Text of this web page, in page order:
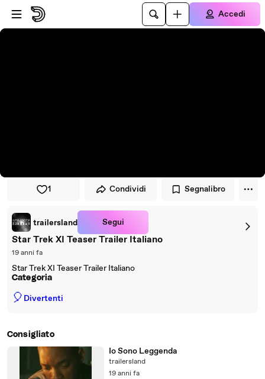
Vai al lettore
Passa al contenuto principale
Accedi
1 Condividi Segnalibro
trailersland Segui
Star Trek XI Teaser Trailer Italiano
19 anni fa
Star Trek XI Teaser Trailer Italiano
Categoria
🎈 Divertenti
Consigliato
Io Sono Leggenda
trailersland
19 anni fa